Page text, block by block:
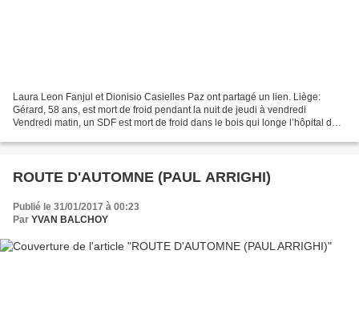
Laura Leon Fanjul et Dionisio Casielles Paz ont partagé un lien. Liège:
Gérard, 58 ans, est mort de froid pendant la nuit de jeudi à vendredi
Vendredi matin, un SDF est mort de froid dans le bois qui longe l’hôpital de
ROUTE D'AUTOMNE (PAUL ARRIGHI)
Publié le 31/01/2017 à 00:23
Par YVAN BALCHOY